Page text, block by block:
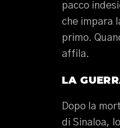
pacco
che impara
primo.
affila.
LA
Dopo la
di Sinaloa,